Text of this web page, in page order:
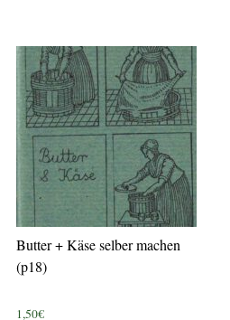
Butter + Käse selber machen
(p18)
1,50€